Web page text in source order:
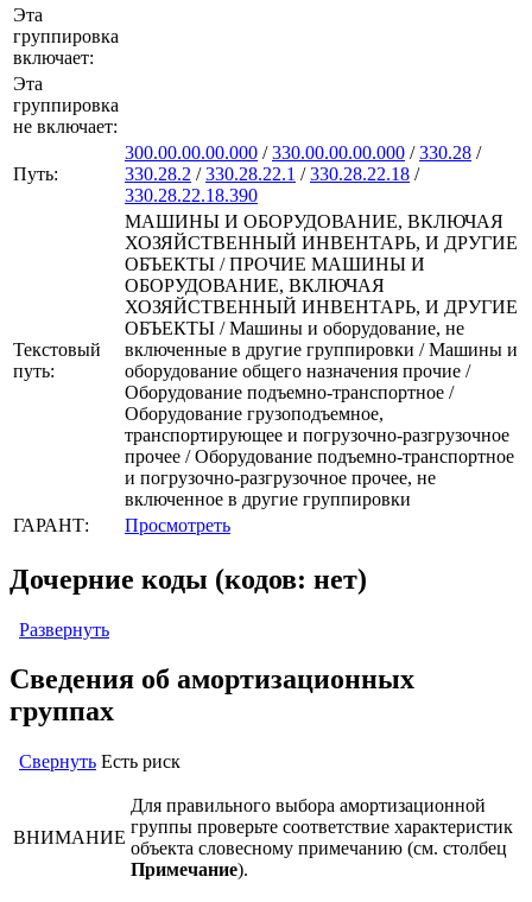
Эта
группировка
включает:
Эта
группировка
не включает:
Путь:
300.00.00.00.000 /330.00.00.00.000 /330.28 /
330.28.2 /330.28.22.1 /330.28.22.18 /
330.28.22.18.390
Текстовый
путь:
МАШИНЫ И ОБОРУДОВАНИЕ, ВКЛЮЧАЯ
ХОЗЯЙСТВЕННЫЙ ИНВЕНТАРЬ, И ДРУГИЕ
ОБЪЕКТЫ / ПРОЧИЕ МАШИНЫ И
ОБОРУДОВАНИЕ, ВКЛЮЧАЯ
ХОЗЯЙСТВЕННЫЙ ИНВЕНТАРЬ, И ДРУГИЕ
ОБЪЕКТЫ / Машины и оборудование, не
включенные в другие группировки / Машины и
оборудование общего назначения прочие /
Оборудование подъемно-транспортное /
Оборудование грузоподъемное,
транспортирующее и погрузочно-разгрузочное
прочее / Оборудование подъемно-транспортное
и погрузочно-разгрузочное прочее, не
включенное в другие группировки
ГАРАНТ:
Просмотреть
Дочерние коды (кодов: нет)
Развернуть
Сведения об амортизационных
группах
Свернуть Есть риск
ВНИМАНИЕ
Для правильного выбора амортизационной
группы проверьте соответствие характеристик
объекта словесному примечанию (см. столбец
Примечание).